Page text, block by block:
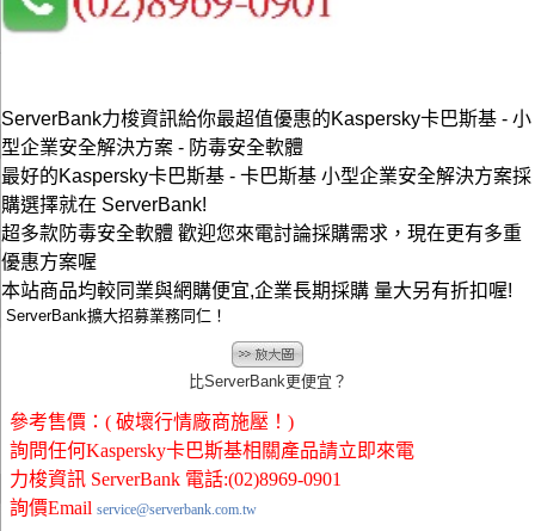
ServerBank力梭資訊給你最超值優惠的Kaspersky卡巴斯基 - 小
型企業安全解決方案 - 防毒安全軟體
最好的Kaspersky卡巴斯基 - 卡巴斯基 小型企業安全解決方案採
購選擇就在 ServerBank!
超多款防毒安全軟體 歡迎您來電討論採購需求，現在更有多重
優惠方案喔
本站商品均較同業與網購便宜,企業長期採購 量大另有折扣喔!
ServerBank擴大招募業務同仁！
比ServerBank更便宜？
參考售價：( 破壞行情廠商施壓！)
詢問任何Kaspersky卡巴斯基相關產品請立即來電
力梭資訊 ServerBank 電話:(02)8969-0901
詢價Email service@serverbank.com.tw